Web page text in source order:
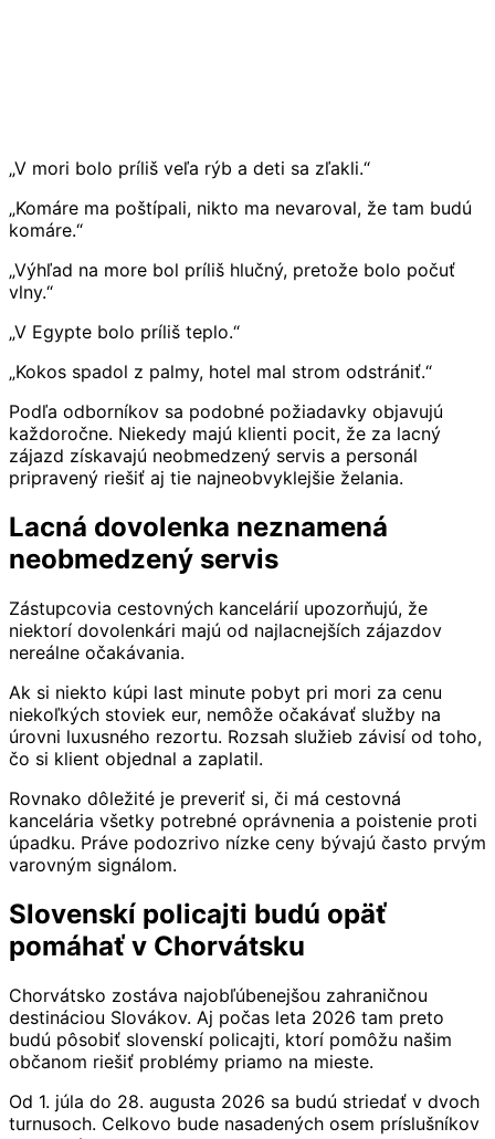
„V mori bolo príliš veľa rýb a deti sa zľakli.“
„Komáre ma poštípali, nikto ma nevaroval, že tam budú
komáre.“
„Výhľad na more bol príliš hlučný, pretože bolo počuť
vlny.“
„V Egypte bolo príliš teplo.“
„Kokos spadol z palmy, hotel mal strom odstrániť.“
Podľa odborníkov sa podobné požiadavky objavujú
každoročne. Niekedy majú klienti pocit, že za lacný
zájazd získavajú neobmedzený servis a personál
pripravený riešiť aj tie najneobvyklejšie želania.
Lacná dovolenka neznamená
neobmedzený servis
Zástupcovia cestovných kancelárií upozorňujú, že
niektorí dovolenkári majú od najlacnejších zájazdov
nereálne očakávania.
Ak si niekto kúpi last minute pobyt pri mori za cenu
niekoľkých stoviek eur, nemôže očakávať služby na
úrovni luxusného rezortu. Rozsah služieb závisí od toho,
čo si klient objednal a zaplatil.
Rovnako dôležité je preveriť si, či má cestovná
kancelária všetky potrebné oprávnenia a poistenie proti
úpadku. Práve podozrivo nízke ceny bývajú často prvým
varovným signálom.
Slovenskí policajti budú opäť
pomáhať v Chorvátsku
Chorvátsko zostáva najobľúbenejšou zahraničnou
destináciou Slovákov. Aj počas leta 2026 tam preto
budú pôsobiť slovenskí policajti, ktorí pomôžu našim
občanom riešiť problémy priamo na mieste.
Od 1. júla do 28. augusta 2026 sa budú striedať v dvoch
turnusoch. Celkovo bude nasadených osem príslušníkov